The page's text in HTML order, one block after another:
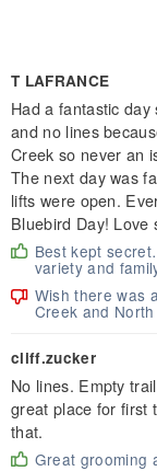
T LAFRANCE
Had a fantastic
and no lines
Creek so never an
The next day was
lifts were open.
Bluebird Day! Love
Best kept
variety and
Wish there was
Creek and
cliff.zucker
No lines. Empty
great place for first
that.
Great grooming